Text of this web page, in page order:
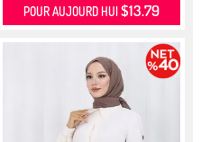
POUR AUJOURD HUI $13.79